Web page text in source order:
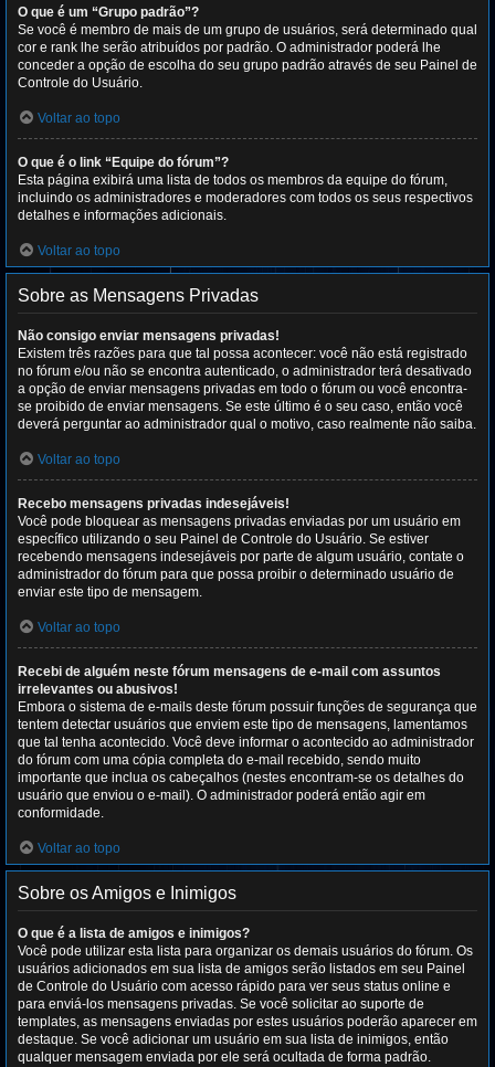
O que é um “Grupo padrão”?
Se você é membro de mais de um grupo de usuários, será determinado qual
cor e rank lhe serão atribuídos por padrão. O administrador poderá lhe
conceder a opção de escolha do seu grupo padrão através de seu Painel de
Controle do Usuário.
Voltar ao topo
O que é o link “Equipe do fórum”?
Esta página exibirá uma lista de todos os membros da equipe do fórum,
incluindo os administradores e moderadores com todos os seus respectivos
detalhes e informações adicionais.
Voltar ao topo
Sobre as Mensagens Privadas
Não consigo enviar mensagens privadas!
Existem três razões para que tal possa acontecer: você não está registrado
no fórum e/ou não se encontra autenticado, o administrador terá desativado
a opção de enviar mensagens privadas em todo o fórum ou você encontra-
se proibido de enviar mensagens. Se este último é o seu caso, então você
deverá perguntar ao administrador qual o motivo, caso realmente não saiba.
Voltar ao topo
Recebo mensagens privadas indesejáveis!
Você pode bloquear as mensagens privadas enviadas por um usuário em
específico utilizando o seu Painel de Controle do Usuário. Se estiver
recebendo mensagens indesejáveis por parte de algum usuário, contate o
administrador do fórum para que possa proibir o determinado usuário de
enviar este tipo de mensagem.
Voltar ao topo
Recebi de alguém neste fórum mensagens de e-mail com assuntos
irrelevantes ou abusivos!
Embora o sistema de e-mails deste fórum possuir funções de segurança que
tentem detectar usuários que enviem este tipo de mensagens, lamentamos
que tal tenha acontecido. Você deve informar o acontecido ao administrador
do fórum com uma cópia completa do e-mail recebido, sendo muito
importante que inclua os cabeçalhos (nestes encontram-se os detalhes do
usuário que enviou o e-mail). O administrador poderá então agir em
conformidade.
Voltar ao topo
Sobre os Amigos e Inimigos
O que é a lista de amigos e inimigos?
Você pode utilizar esta lista para organizar os demais usuários do fórum. Os
usuários adicionados em sua lista de amigos serão listados em seu Painel
de Controle do Usuário com acesso rápido para ver seus status online e
para enviá-los mensagens privadas. Se você solicitar ao suporte de
templates, as mensagens enviadas por estes usuários poderão aparecer em
destaque. Se você adicionar um usuário em sua lista de inimigos, então
qualquer mensagem enviada por ele será ocultada de forma padrão.